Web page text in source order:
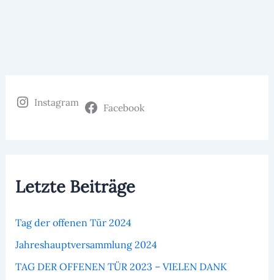
Instagram Facebook
Letzte Beiträge
Tag der offenen Tür 2024
Jahreshauptversammlung 2024
TAG DER OFFENEN TÜR 2023 – VIELEN DANK